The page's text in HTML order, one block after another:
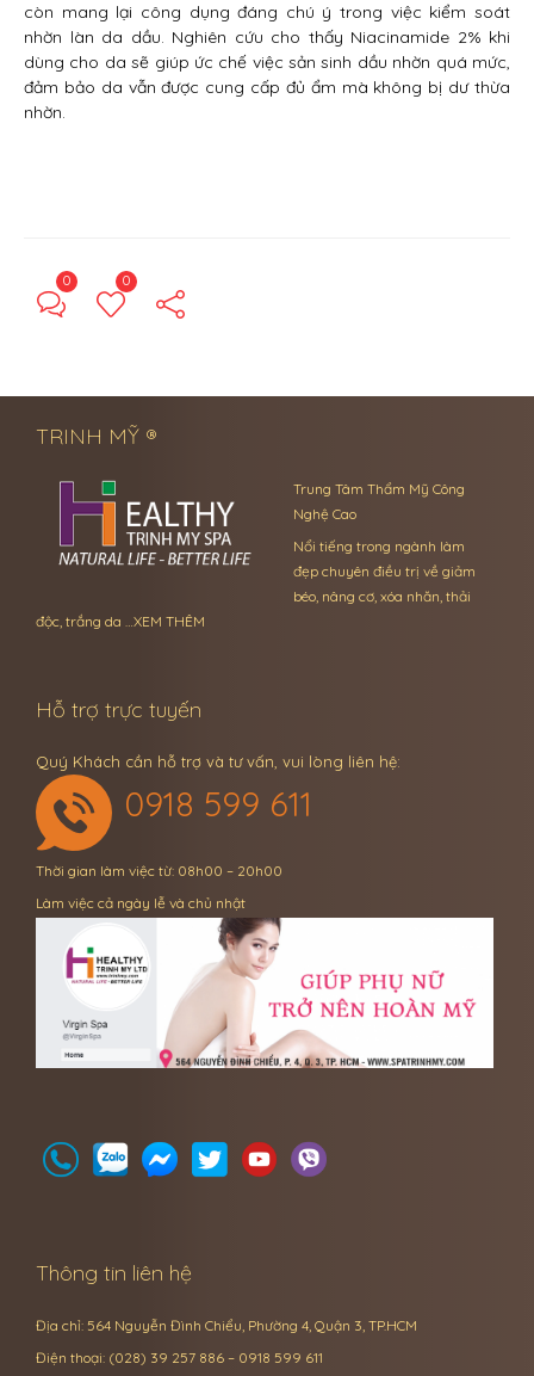
còn mang lại công dụng đáng chú ý trong việc kiểm soát
nhờn làn da dầu. Nghiên cứu cho thấy Niacinamide 2% khi
dùng cho da sẽ giúp ức chế việc sản sinh dầu nhờn quá mức,
đảm bảo da vẫn được cung cấp đủ ẩm mà không bị dư thừa
nhờn.
0 0
TRINH MỸ ®
Trung Tâm Thẩm Mỹ Công
Nghệ Cao
Nổi tiếng trong ngành làm
đẹp chuyên điều trị về giảm
béo, nâng cơ, xóa nhăn, thải
độc, trắng da …XEM THÊM
Hỗ trợ trực tuyến
Quý Khách cần hỗ trợ và tư vấn, vui lòng liên hệ:
0918 599 611
Thời gian làm việc từ: 08h00 – 20h00
Làm việc cả ngày lễ và chủ nhật
Thông tin liên hệ
Địa chỉ: 564 Nguyễn Đình Chiểu, Phường 4, Quận 3, TP.HCM
Điện thoại: (028) 39 257 886 – 0918 599 611